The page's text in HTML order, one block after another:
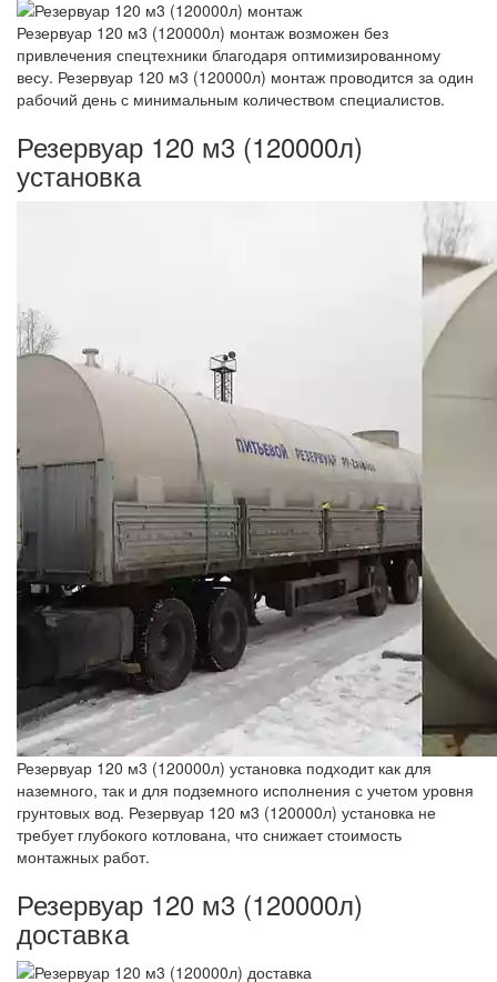
Резервуар 120 м3 (120000л) монтаж возможен без
привлечения спецтехники благодаря оптимизированному
весу. Резервуар 120 м3 (120000л) монтаж проводится за один
рабочий день с минимальным количеством специалистов.
Резервуар 120 м3 (120000л)
установка
Резервуар 120 м3 (120000л) установка подходит как для
наземного, так и для подземного исполнения с учетом уровня
грунтовых вод. Резервуар 120 м3 (120000л) установка не
требует глубокого котлована, что снижает стоимость
монтажных работ.
Резервуар 120 м3 (120000л)
доставка